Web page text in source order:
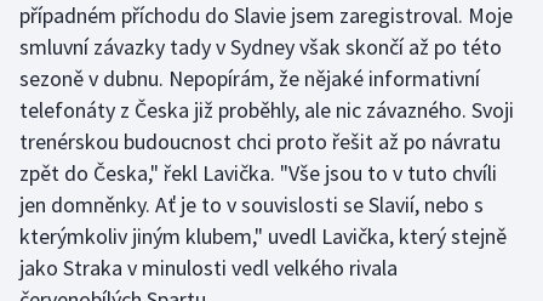
Ragby
Rychlobruslení
Rychlostní kanoistika
Short track
Sportovní střelba
případném příchodu do Slavie jsem zaregistroval. Moje
smluvní závazky tady v Sydney však skončí až po této
sezoně v dubnu. Nepopírám, že nějaké informativní
telefonáty z Česka již proběhly, ale nic závazného. Svoji
trenérskou budoucnost chci proto řešit až po návratu
zpět do Česka," řekl Lavička. "Vše jsou to v tuto chvíli
jen domněnky. Ať je to v souvislosti se Slavií, nebo s
kterýmkoliv jiným klubem," uvedl Lavička, který stejně
jako Straka v minulosti vedl velkého rivala